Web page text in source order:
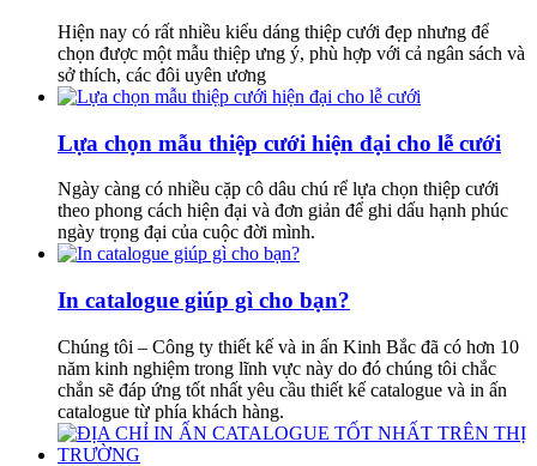
Hiện nay có rất nhiều kiểu dáng thiệp cưới đẹp nhưng để
chọn được một mẫu thiệp ưng ý, phù hợp với cả ngân sách và
sở thích, các đôi uyên ương
Lựa chọn mẫu thiệp cưới hiện đại cho lễ cưới
Ngày càng có nhiều cặp cô dâu chú rể lựa chọn thiệp cưới
theo phong cách hiện đại và đơn giản để ghi dấu hạnh phúc
ngày trọng đại của cuộc đời mình.
In catalogue giúp gì cho bạn?
Chúng tôi – Công ty thiết kế và in ấn Kinh Bắc đã có hơn 10
năm kinh nghiệm trong lĩnh vực này do đó chúng tôi chắc
chắn sẽ đáp ứng tốt nhất yêu cầu thiết kế catalogue và in ấn
catalogue từ phía khách hàng.